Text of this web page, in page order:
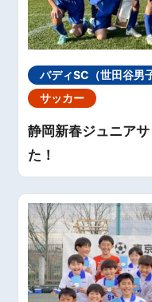
バディSC（世田谷男
サッカー
静岡新春ジュニア
た！